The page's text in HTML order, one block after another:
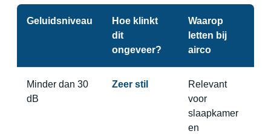
Geluidsniveau
Hoe klinkt
dit
ongeveer?
Waarop
letten bij
airco
Minder dan 30
dB
Zeer stil
Relevant
voor
slaapkamer
en